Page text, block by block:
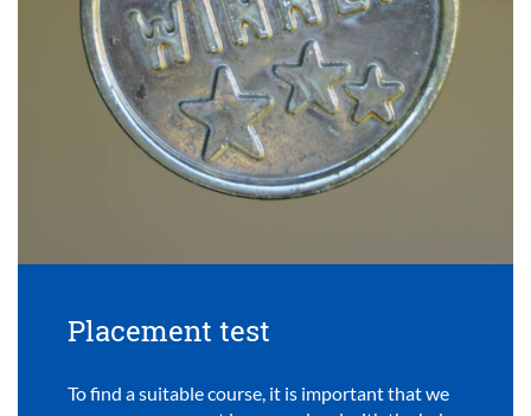
Placement test
To find a suitable course, it is important that we